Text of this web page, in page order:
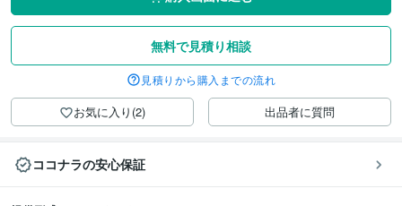
無料で見積り相談
見積りから購入までの流れ
お気に入り(2) 出品者に質問
ココナラの安心保証